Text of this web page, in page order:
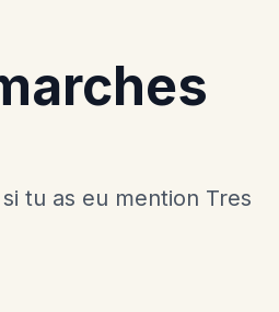
tu as eu mention Tres